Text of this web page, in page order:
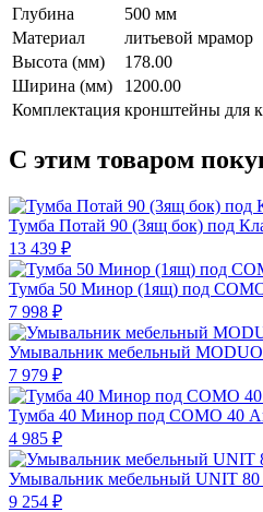
Глубина
500 мм
Материал
литьевой мрамор
Высота (мм)
178.00
Ширина (мм)
1200.00
Комплектация кронштейны для
С этим товаром
Тумба Потай 90 (3ящ бок) под
13 439 ₽
Тумба 50 Минор (1ящ) под
7 998 ₽
Умывальник мебельный
7 979 ₽
Тумба 40 Минор под COMO 40
4 985 ₽
Умывальник мебельный UNIT
9 254 ₽